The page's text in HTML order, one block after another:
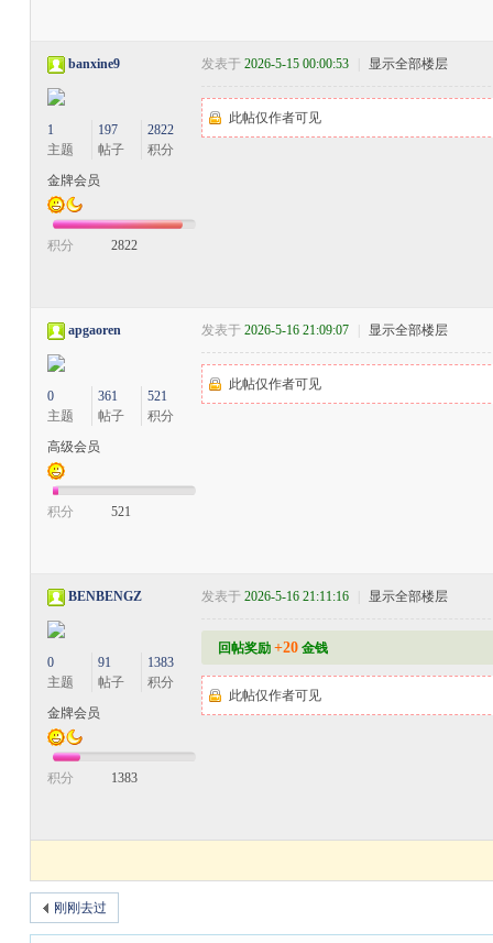
banxine9
1
主题
197
帖子
2822
积分
金牌会员
积分 2822
发表于 2026-5-15 00:00:53 显示全部楼层
此帖仅作者可见
apgaoren
0
主题
361
帖子
521
积分
高级会员
积分 521
发表于 2026-5-16 21:09:07 显示全部楼层
此帖仅作者可见
BENBENGZ
0
主题
91
帖子
1383
积分
金牌会员
积分 1383
发表于 2026-5-16 21:11:16 显示全部楼层
回帖奖励 +20 金钱
此帖仅作者可见
刚刚去过